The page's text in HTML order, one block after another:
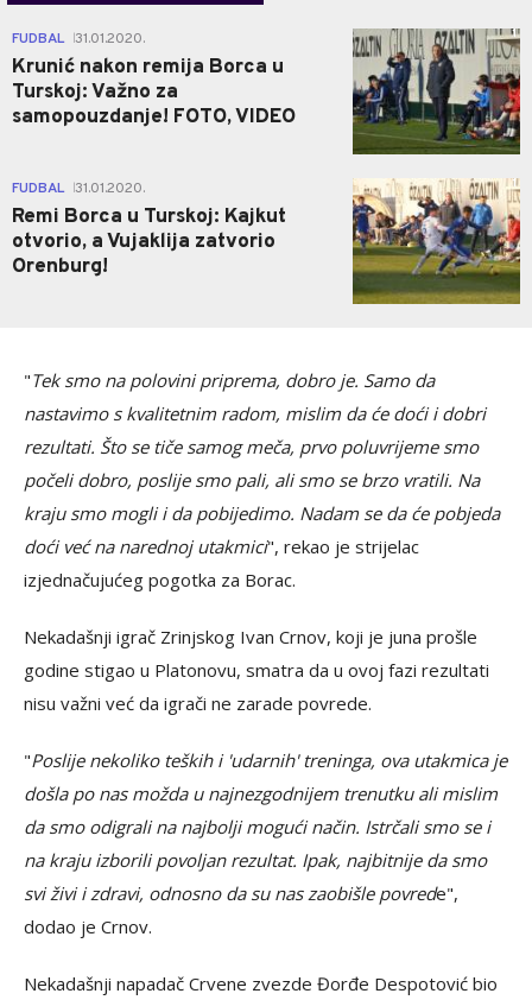
FUDBAL 31.01.2020.
Krunić nakon remija Borca u
Turskoj: Važno za
samopouzdanje! FOTO, VIDEO
1
FUDBAL 31.01.2020.
Remi Borca u Turskoj: Kajkut
otvorio, a Vujaklija zatvorio
Orenburg!
1
"Tek smo na polovini priprema, dobro je. Samo da
nastavimo s kvalitetnim radom, mislim da će doći i dobri
rezultati. Što se tiče samog meča, prvo poluvrijeme smo
počeli dobro, poslije smo pali, ali smo se brzo vratili. Na
kraju smo mogli i da pobijedimo. Nadam se da će pobjeda
doći već na narednoj utakmici", rekao je strijelac
izjednačujućeg pogotka za Borac.
Nekadašnji igrač Zrinjskog Ivan Crnov, koji je juna prošle
godine stigao u Platonovu, smatra da u ovoj fazi rezultati
nisu važni već da igrači ne zarade povrede.
"Poslije nekoliko teških i 'udarnih' treninga, ova utakmica je
došla po nas možda u najnezgodnijem trenutku ali mislim
da smo odigrali na najbolji mogući način. Istrčali smo se i
na kraju izborili povoljan rezultat. Ipak, najbitnije da smo
svi živi i zdravi, odnosno da su nas zaobišle povrede",
dodao je Crnov.
Nekadašnji napadač Crvene zvezde Đorđe Despotović bio